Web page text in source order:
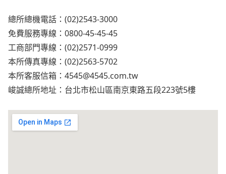
總所總機電話：(02)2543-3000
免費服務專線：0800-45-45-45
工商部門專線：(02)2571-0999
本所傳真專線：(02)2563-5702
本所客服信箱： 4545@4545.com.tw
峻誠總所地址：台北市松山區南京東路五段223號5樓